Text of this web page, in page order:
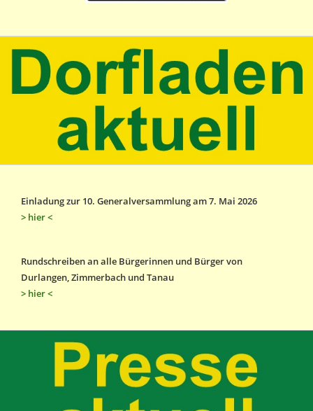
Einladung zur 10. Generalversammlung am 7. Mai 2026
> hier <
Rundschreiben an alle Bürgerinnen und Bürger von
Durlangen, Zimmerbach und Tanau
> hier <